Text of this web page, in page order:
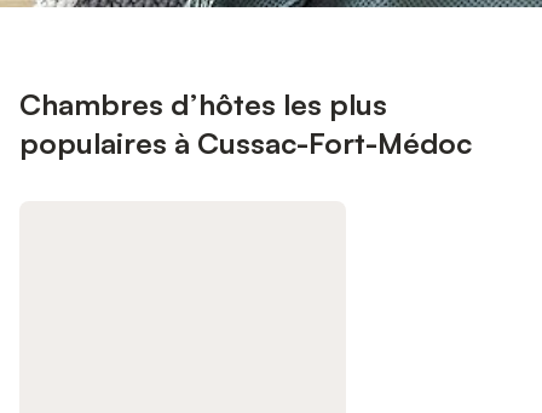
Chambres d’hôtes les plus
populaires à Cussac-Fort-Médoc